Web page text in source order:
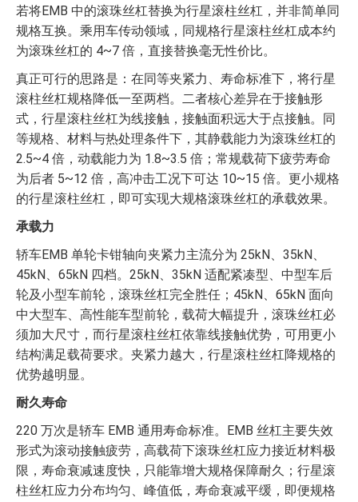
若将EMB 中的滚珠丝杠替换为行星滚柱丝杠，并非简单同
规格互换。乘用车传动领域，同规格行星滚柱丝杠成本约
为滚珠丝杠的 4~7 倍，直接替换毫无性价比。
真正可行的思路是：在同等夹紧力、寿命标准下，将行星
滚柱丝杠规格降低一至两档。二者核心差异在于接触形
式，行星滚柱丝杠为线接触，接触面积远大于点接触。同
等规格、材料与热处理条件下，其静载能力为滚珠丝杠的
2.5~4 倍，动载能力为 1.8~3.5 倍；常规载荷下疲劳寿命
为后者 5~12 倍，高冲击工况下可达 10~15 倍。更小规格
的行星滚柱丝杠，即可实现大规格滚珠丝杠的承载效果。
承载力
轿车EMB 单轮卡钳轴向夹紧力主流分为 25kN、35kN、
45kN、65kN 四档。25kN、35kN 适配紧凑型、中型车后
轮及小型车前轮，滚珠丝杠完全胜任；45kN、65kN 面向
中大型车、高性能车型前轮，载荷大幅提升，滚珠丝杠必
须加大尺寸，而行星滚柱丝杠依靠线接触优势，可用更小
结构满足载荷要求。夹紧力越大，行星滚柱丝杠降规格的
优势越明显。
耐久寿命
220 万次是轿车 EMB 通用寿命标准。EMB 丝杠主要失效
形式为滚动接触疲劳，高载荷下滚珠丝杠应力接近材料极
限，寿命衰减速度快，只能靠增大规格保障耐久；行星滚
柱丝杠应力分布均匀、峰值低，寿命衰减平缓，即便规格